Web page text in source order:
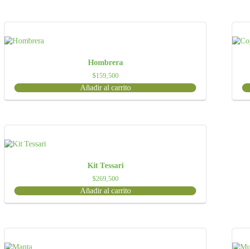
Hombrera
$159,500
Añadir al carrito
Kit Tessari
$269,500
Añadir al carrito